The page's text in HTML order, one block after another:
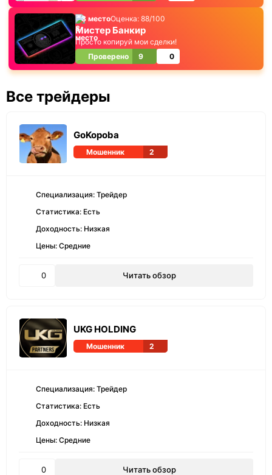
3 местоОценка: 88/100
Мистер Банкир
Просто копируй мои сделки!
Проверено
9 0
Все трейдеры
GoKopoba
Мошенник 2
Специализация: Трейдер
Статистика: Есть
Доходность: Низкая
Цены: Средние
0 Читать обзор
UKG HOLDING
Мошенник 2
Специализация: Трейдер
Статистика: Есть
Доходность: Низкая
Цены: Средние
0 Читать обзор